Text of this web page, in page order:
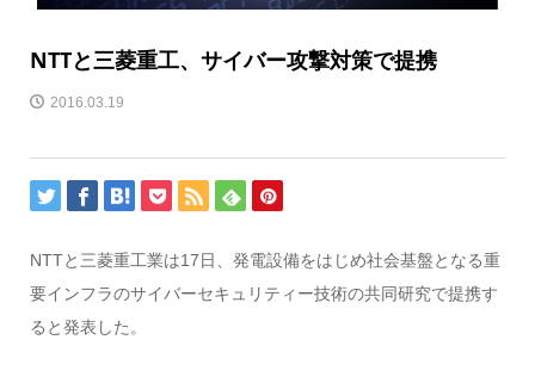
NTTと三菱重工、サイバー攻撃対策で提携
2016.03.19
NTTと三菱重工業は17日、発電設備をはじめ社会基盤となる重
要インフラのサイバーセキュリティー技術の共同研究で提携す
ると発表した。